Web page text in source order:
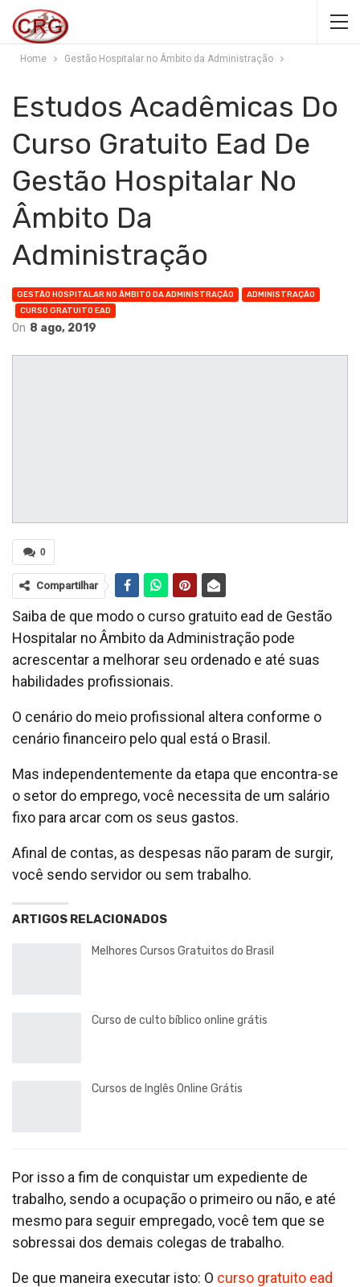
Home Gestão Hospitalar no Âmbito da Administração
Estudos Acadêmicas Do
Curso Gratuito Ead De
Gestão Hospitalar No
Âmbito Da
Administração
GESTÃO HOSPITALAR NO ÂMBITO DA ADMINISTRAÇÃO
ADMINISTRAÇÃO
CURSO GRATUITO EAD
On 8 ago, 2019
0
Compartilhar
Saiba de que modo o curso gratuito ead de Gestão
Hospitalar no Âmbito da Administração pode
acrescentar a melhorar seu ordenado e até suas
habilidades profissionais.
O cenário do meio profissional altera conforme o
cenário financeiro pelo qual está o Brasil.
Mas independentemente da etapa que encontra-se
o setor do emprego, você necessita de um salário
fixo para arcar com os seus gastos.
Afinal de contas, as despesas não param de surgir,
você sendo servidor ou sem trabalho.
ARTIGOS RELACIONADOS
Melhores Cursos Gratuitos do Brasil
Curso de culto bíblico online grátis
Cursos de Inglês Online Grátis
Por isso a fim de conquistar um expediente de
trabalho, sendo a ocupação o primeiro ou não, e até
mesmo para seguir empregado, você tem que se
sobressai dos demais colegas de trabalho.
De que maneira executar isto: O curso gratuito ead